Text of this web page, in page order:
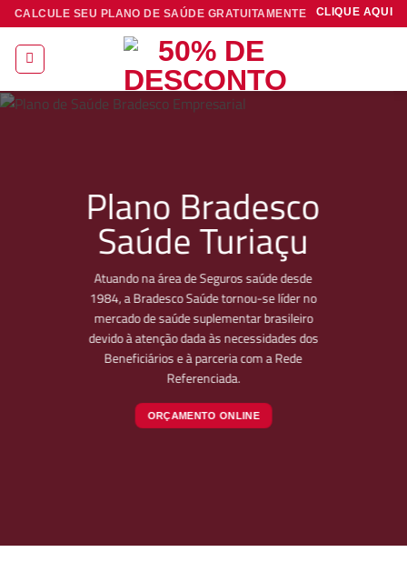
Skip
to
content
CALCULE SEU PLANO DE SAÚDE GRATUITAMENTE CLIQUE AQUI
Plano Bradesco
Saúde Turiaçu
Atuando na área de Seguros saúde desde
1984, a Bradesco Saúde tornou-se líder no
mercado de saúde suplementar brasileiro
devido à atenção dada às necessidades dos
Beneficiários e à parceria com a Rede
Referenciada.
ORÇAMENTO ONLINE